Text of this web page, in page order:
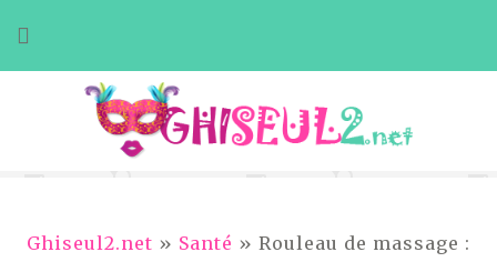
au
contenu
Ghiseul2.net » Santé » Rouleau de massage :